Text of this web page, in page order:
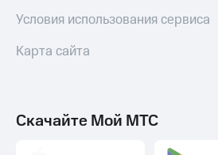
Условия использования сервиса
Карта сайта
Скачайте Мой МТС